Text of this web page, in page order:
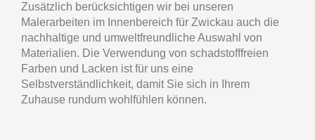
Zusätzlich berücksichtigen wir bei unseren
Malerarbeiten im Innenbereich für Zwickau auch die
nachhaltige und umweltfreundliche Auswahl von
Materialien. Die Verwendung von schadstofffreien
Farben und Lacken ist für uns eine
Selbstverständlichkeit, damit Sie sich in Ihrem
Zuhause rundum wohlfühlen können.